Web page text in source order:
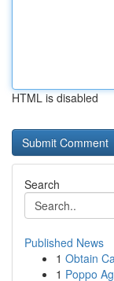
HTML is disabled
Search
Published News
1 Obtain
1 Poppo